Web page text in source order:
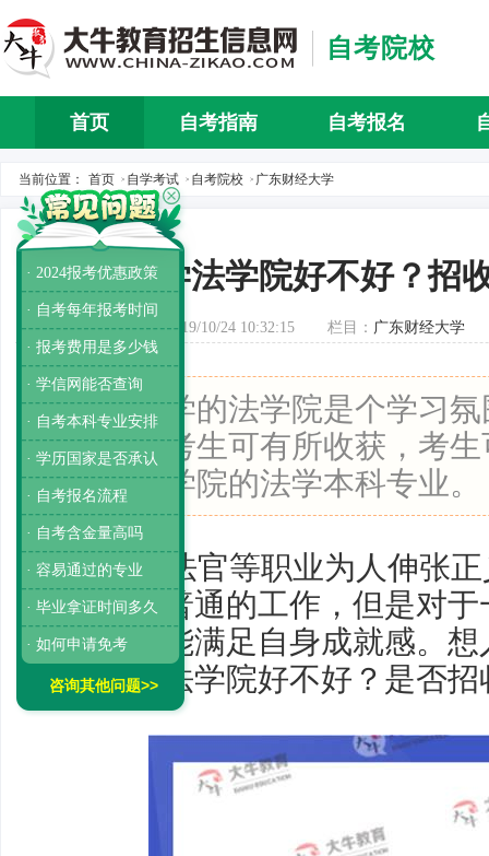
自考院校
首页 自考指南 自考报名
当前位置： 首页 > 自学考试 > 自考院校 > 广东财经大学
大学法学院好不好？招
发布时间：2019/10/24 10:32:15 栏目： 广东财经大学
导读：大学的法学院是个学习
此毕业的考生可有所收获，考
考报考该学院的法学本科专业。
律师、法官等职业为人伸张
然是一份普通的工作，但是对
他工作更能满足自身成就感。
惑，大学法学院好不好？是否
· 2024报考优惠政策
· 自考每年报考时间
· 报考费用是多少钱
· 学信网能否查询
· 自考本科专业安排
· 学历国家是否承认
· 自考报名流程
· 自考含金量高吗
· 容易通过的专业
· 毕业拿证时间多久
· 如何申请免考
咨询其他问题>>